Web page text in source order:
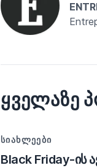
ᲧᲕᲔᲚᲐᲖᲔ
ᲡᲘᲐᲮᲚᲔᲔᲑᲘ
Black Friday-ის